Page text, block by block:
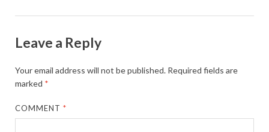
Leave a Reply
Your email address will not be published. Required fields are
marked *
COMMENT*